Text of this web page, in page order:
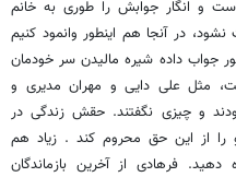
و انگار جوابش را طوری به خانم
نشود، در آنجا هم اینطور وانمود کنیم
جواب داده شیره مالیدن سر خودمان
مثل علی دایی و مهران مدیری و
و چیزی نگفتند. حقش زندگی در
را از این حق محروم کند . زیاد هم
فرهادی از آخرین بازماندگان